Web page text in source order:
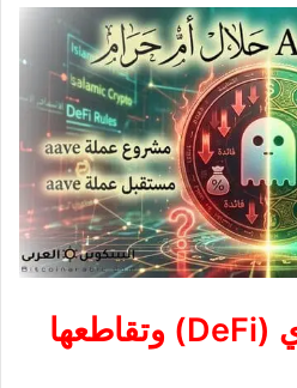
التمويل اللامركزي (DeFi) وتقاطعها